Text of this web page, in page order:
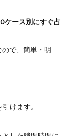
ケース別にすぐ占
で、簡単・明
けます。